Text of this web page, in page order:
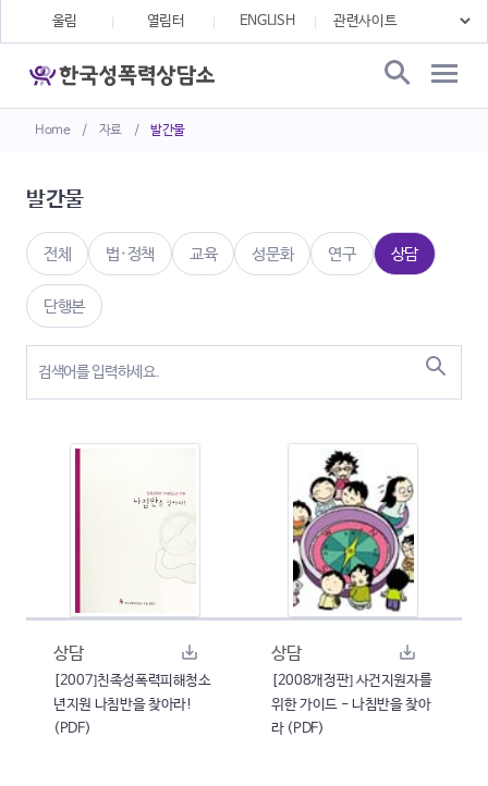
Home / 자료 / 발간물
울림 열림터 ENGLISH
발간물
전체 법·정책 교육 성문화 연구 상담
단행본
상담
[2007]친족성폭력피해청소
년지원 나침반을 찾아라!
(PDF)
상담
[2008개정판] 사건지원자를
위한 가이드 - 나침반을 찾아
라 (PDF)